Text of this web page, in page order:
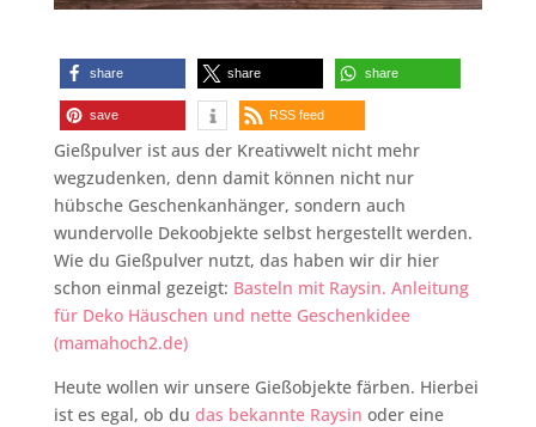
share share share
save RSS feed
Gießpulver ist aus der Kreativwelt nicht mehr
wegzudenken, denn damit können nicht nur
hübsche Geschenkanhänger, sondern auch
wundervolle Dekoobjekte selbst hergestellt werden.
Wie du Gießpulver nutzt, das haben wir dir hier
schon einmal gezeigt: Basteln mit Raysin. Anleitung
für Deko Häuschen und nette Geschenkidee
(mamahoch2.de)
Heute wollen wir unsere Gießobjekte färben. Hierbei
ist es egal, ob du das bekannte Raysin oder eine